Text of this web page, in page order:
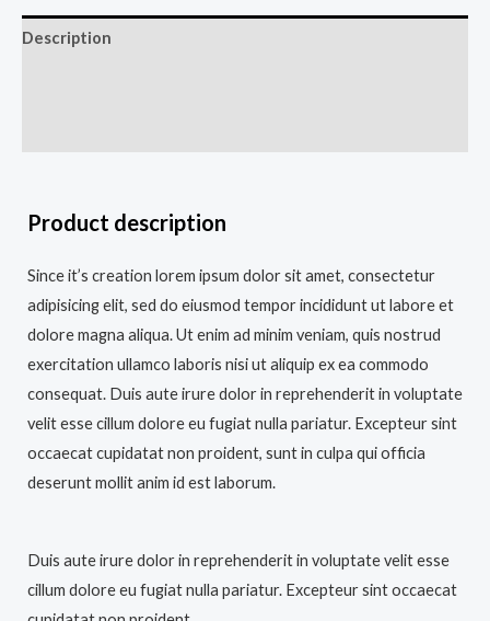
Description
Product description
Since it’s creation lorem ipsum dolor sit amet, consectetur
adipisicing elit, sed do eiusmod tempor incididunt ut labore et
dolore magna aliqua. Ut enim ad minim veniam, quis nostrud
exercitation ullamco laboris nisi ut aliquip ex ea commodo
consequat. Duis aute irure dolor in reprehenderit in voluptate
velit esse cillum dolore eu fugiat nulla pariatur. Excepteur sint
occaecat cupidatat non proident, sunt in culpa qui officia
deserunt mollit anim id est laborum.
Duis aute irure dolor in reprehenderit in voluptate velit esse
cillum dolore eu fugiat nulla pariatur. Excepteur sint occaecat